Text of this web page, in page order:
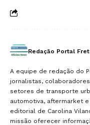
Redação Portal
A equipe de redação do
jornalistas,
setores de transporte
automotiva, aftermarket
editorial de Carolina
missão oferecer